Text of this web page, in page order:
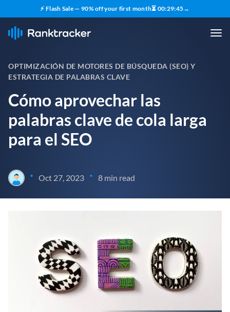
⚡ Flash Sale — 90% off your first month⏳ 00:29:44→
OPTIMIZACIÓN DE MOTORES DE BÚSQUEDA (SEO) Y
ESTRATEGIA DE PALABRAS CLAVE
Cómo aprovechar las
palabras clave de cola larga
para el SEO
• Oct 27, 2023 • 8 min read